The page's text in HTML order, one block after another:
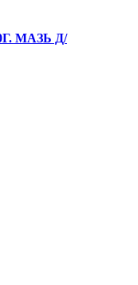
МАЗЬ Д/